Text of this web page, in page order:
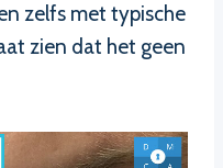
zelfs met typische
zien dat het geen